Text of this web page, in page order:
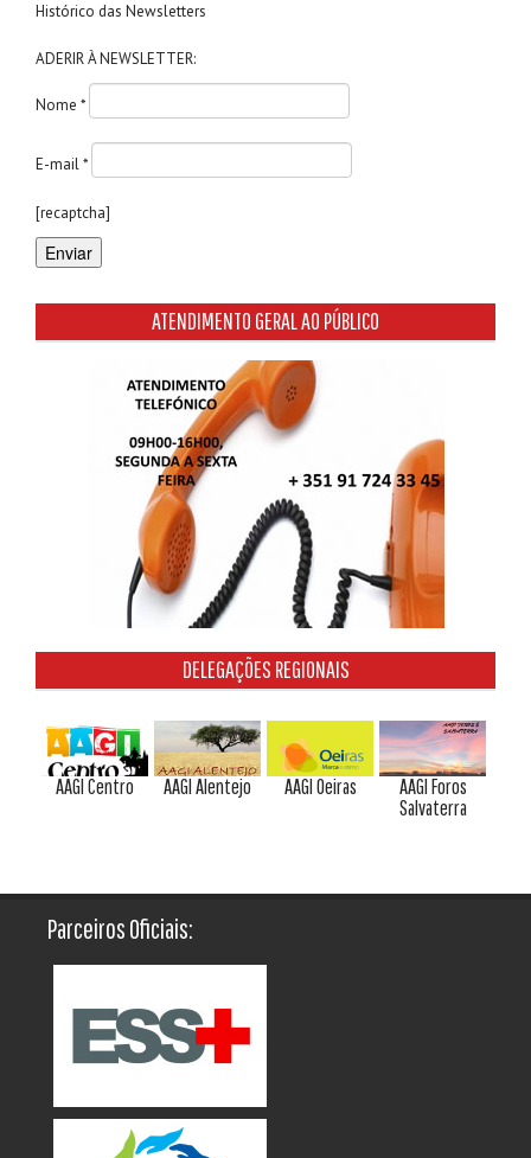
Histórico das Newsletters
ADERIR À NEWSLETTER:
Nome *
E-mail *
[recaptcha]
ATENDIMENTO GERAL AO PÚBLICO
DELEGAÇÕES REGIONAIS
AAGI Centro AAGI Alentejo AAGI Oeiras
AAGI Foros
Salvaterra
Parceiros Oficiais: